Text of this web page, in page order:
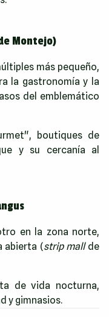
Montejo)
más pequeño,
la gastronomía y la
del emblemático
boutiques de
y su cercanía al
en la zona norte,
abierta (strip mallde
de vida nocturna,
y gimnasios.